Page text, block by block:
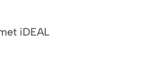
iDEAL